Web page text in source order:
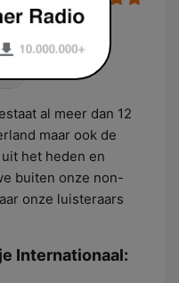
al meer dan 12
maar ook de
het heden en
buiten onze non-
onze luisteraars
Internationaal: